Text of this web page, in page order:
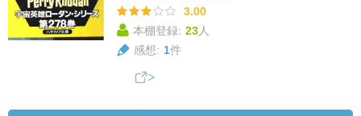
3.00
本棚登録: 23人
感想: 1件